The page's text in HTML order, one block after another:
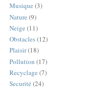
Musique (3)
Nature (9)
Neige (11)
Obstacles(12)
Plaisir(18)
Pollution (17)
Recyclage (7)
Securité (24)